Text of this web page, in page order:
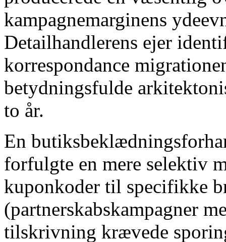
kampagnemarginens
Detailhandlerens ejer
korrespondance
betydningsfulde
to år.
En
forfulgte en mere selektiv
kuponkoder til specifikke
(partnerskabskampagner
tilskrivning krævede